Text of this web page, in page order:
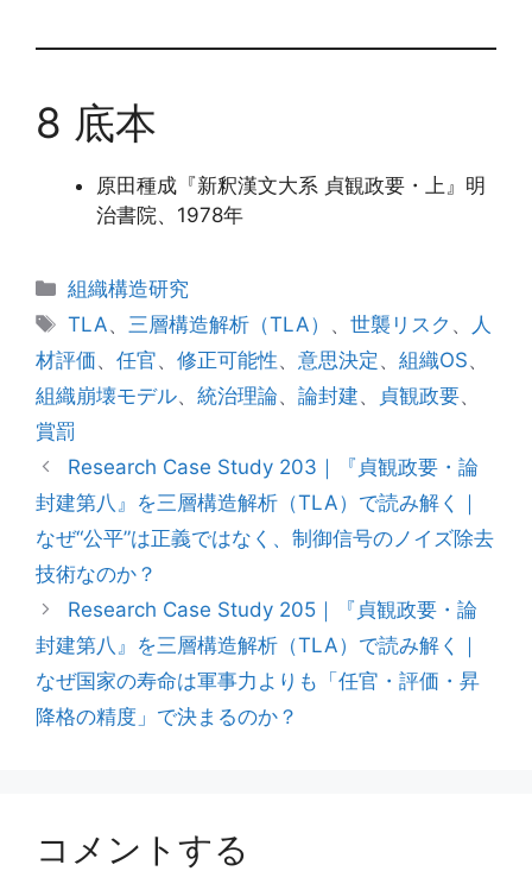
8 底本
原田種成『新釈漢文大系 貞観政要・上』明
治書院、1978年
カ
テ
リ
ー
組織構造研究
タ
グ
TLA、三層構造解析（TLA） 、世襲リスク 、
人
材評価、 任官、 修正可能性、 意思決定 、 組織OS、
組織崩壊モデル、 統治理論、 論封建、 貞観政要、
賞罰
Research Case Study 203｜『貞観政要・論
封建第八』を三層構造解析（TLA）で読み解く｜
なぜ“公平”は正義ではなく、制御信号のノイズ除去
技術なのか？
Research Case Study 205｜『貞観政要・論
封建第八』を三層構造解析（TLA）で読み解く｜
なぜ国家の寿命は軍事力よりも「任官・評価・昇
降格の精度」で決まるのか？
コメントする